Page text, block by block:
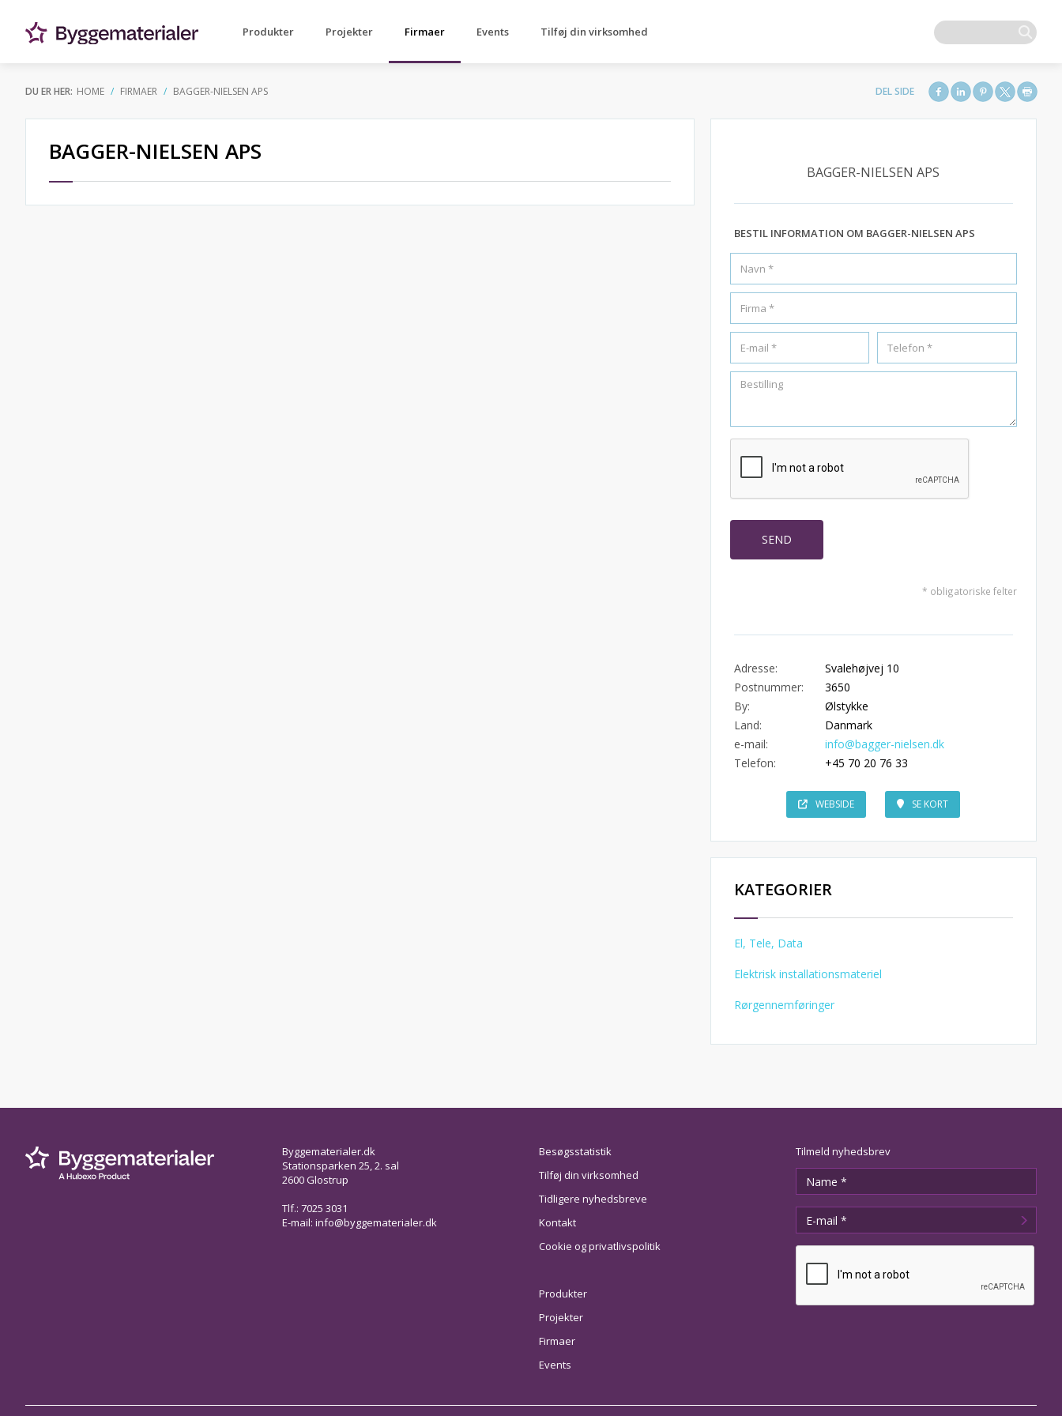
Produkter Projekter Firmaer Events Tilføj din virksomhed
DU ER HER: HOME FIRMAER BAGGER-NIELSEN APS
BAGGER-NIELSEN APS
BAGGER-NIELSEN APS
BESTIL INFORMATION OM BAGGER-NIELSEN APS
* obligatoriske felter
Adresse:
Svalehøjvej 10
Postnummer:
3650
By:
Ølstykke
Land:
Danmark
e-mail:
info@bagger-nielsen.dk
Telefon:
+45 70 20 76 33
WEBSIDE SE KORT
KATEGORIER
El, Tele, Data
Elektrisk installationsmateriel
Rørgennemføringer
Byggematerialer.dk
Stationsparken 25, 2. sal
2600 Glostrup
Tlf.: 7025 3031
E-mail: info@byggematerialer.dk
Besøgsstatistik
Tilføj din virksomhed
Tidligere nyhedsbreve
Kontakt
Cookie og privatlivspolitik
Produkter
Projekter
Firmaer
Events
Tilmeld nyhedsbrev